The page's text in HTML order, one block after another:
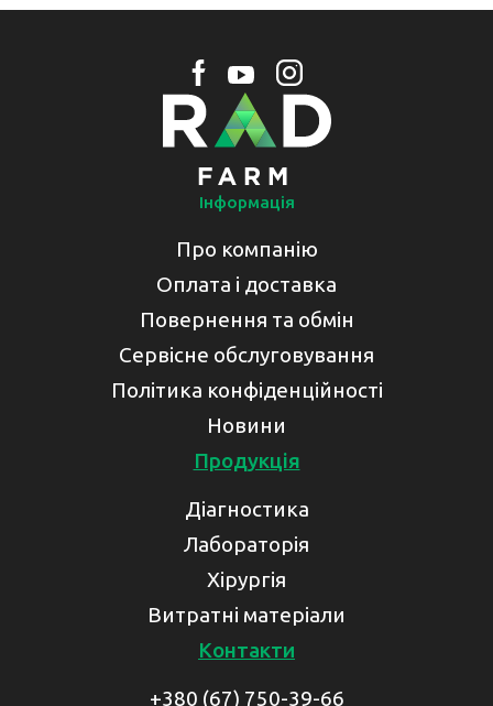
Інформація
Про компанію
Оплата і доставка
Повернення та обмін
Сервісне обслуговування
Політика конфіденційності
Новини
Продукція
Діагностика
Лабораторія
Хірургія
Витратні матеріали
Контакти
+380 (67) 750-39-66